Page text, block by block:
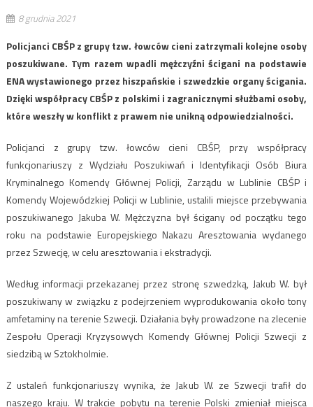
8 grudnia 2021
Policjanci CBŚP z grupy tzw. łowców cieni zatrzymali kolejne osoby
poszukiwane. Tym razem wpadli mężczyźni ścigani na podstawie
ENA wystawionego przez hiszpańskie i szwedzkie organy ścigania.
Dzięki współpracy CBŚP z polskimi i zagranicznymi służbami osoby,
które weszły w konflikt z prawem nie unikną odpowiedzialności.
Policjanci z grupy tzw. łowców cieni CBŚP, przy współpracy
funkcjonariuszy z Wydziału Poszukiwań i Identyfikacji Osób Biura
Kryminalnego Komendy Głównej Policji, Zarządu w Lublinie CBŚP i
Komendy Wojewódzkiej Policji w Lublinie, ustalili miejsce przebywania
poszukiwanego Jakuba W. Mężczyzna był ścigany od początku tego
roku na podstawie Europejskiego Nakazu Aresztowania wydanego
przez Szwecję, w celu aresztowania i ekstradycji.
Według informacji przekazanej przez stronę szwedzką, Jakub W. był
poszukiwany w związku z podejrzeniem wyprodukowania około tony
amfetaminy na terenie Szwecji. Działania były prowadzone na zlecenie
Zespołu Operacji Kryzysowych Komendy Głównej Policji Szwecji z
siedzibą w Sztokholmie.
Z ustaleń funkcjonariuszy wynika, że Jakub W. ze Szwecji trafił do
naszego kraju. W trakcie pobytu na terenie Polski zmieniał miejsca